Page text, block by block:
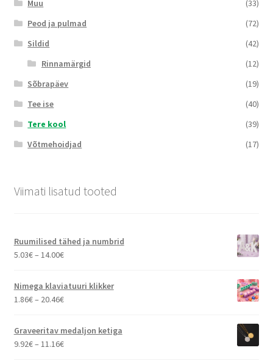
Muu
(33)
Peod ja pulmad
(72)
Sildid
(42)
Rinnamärgid
(12)
Sõbrapäev
(19)
Tee ise
(40)
Tere kool
(39)
Võtmehoidjad
(17)
Viimati lisatud tooted
Ruumilised tähed ja numbrid
5.03€– 14.00€Hinnavahemik:
kuni
14.00€
Nimega klaviatuuri klikker
1.86€– 20.46€Hinnavahemik:
kuni
20.46€
Graveeritav medaljon ketiga
9.92€– 11.16€Hinnavahemik: